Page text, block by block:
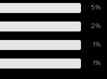
5%
2%
1 %
1 %